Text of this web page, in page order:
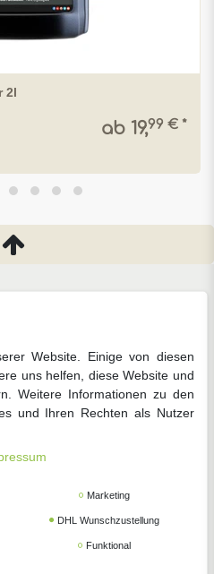
2l
ab 19,99 € *
für Ihren Garten in
auf einen Blick
Anzucht
Website. Einige von diesen
uns helfen, diese Website und
Weitere Informationen zu den
und Ihren Rechten als Nutzer
Marketing
DHL Wunschzustellung
Funktional